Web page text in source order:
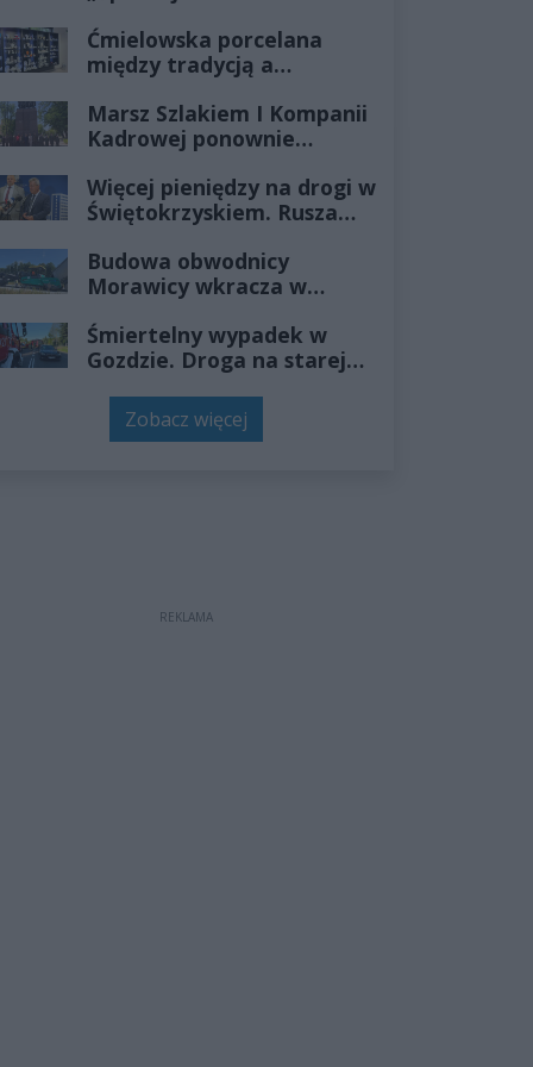
zgromadził ponad 600
uczestników
Ćmielowska porcelana
między tradycją a
otwiera nowy rozdział
Marsz Szlakiem I Kompanii
Kadrowej ponownie
Świętokrzyskie
Więcej pieniędzy na drogi w
Świętokrzyskiem. Rusza
zł
Budowa obwodnicy
Morawicy wkracza w
układanie ostatniej
warstwy nawierzchni
Śmiertelny wypadek w
Gozdzie. Droga na starej
zablokowana
Zobacz więcej
REKLAMA